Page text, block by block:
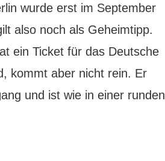
wurde erst im September
also noch als Geheimtipp.
ein Ticket für das Deutsche
kommt aber nicht rein. Er
und ist wie in einer runden